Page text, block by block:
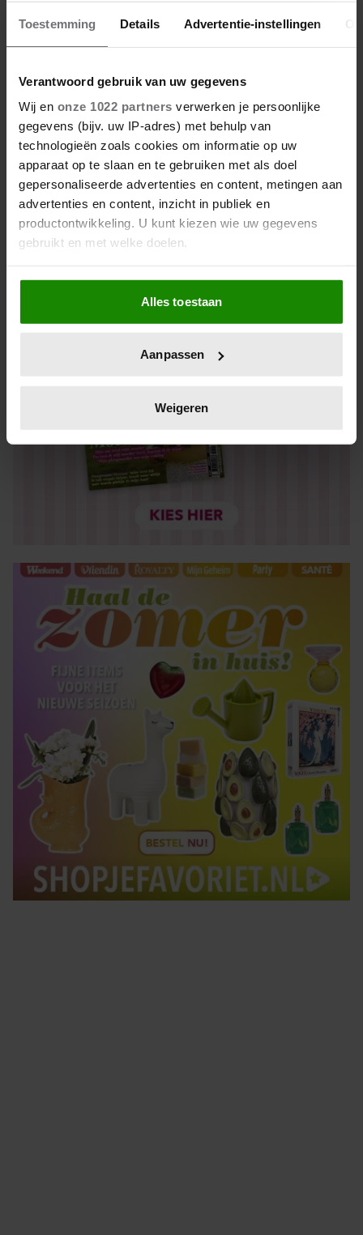
Toestemming Details Advertentie-instellingen
Verantwoord gebruik van uw gegevens
Wij en onze 1022 partners verwerken je persoonlijke
gegevens (bijv. uw IP-adres) met behulp van
technologieën zoals cookies om informatie op uw
apparaat op te slaan en te gebruiken met als doel
gepersonaliseerde advertenties en content, metingen aan
advertenties en content, inzicht in publiek en
productontwikkeling. U kunt kiezen wie uw gegevens
gebruikt en met welke doelen.
Als u het toestaat, willen we ook graag:
Informatie verzamelen over uw geografische locatie,
die tot een paar meter nauwkeurig kan zijn
op specifieke eigenschappen (fingerprinting)
verwerkt en stel uw voorkeuren in het
intrekken in de Cookieverklaring.
We gebruiken cookies om content en advertenties te
en om ons websiteverkeer te analyseren. Ook delen we
partners kunnen deze gegevens combineren met andere
informatie die u aan ze heeft verstrekt of die ze hebben
verzameld op basis van uw gebruik van hun services. U
gaat akkoord met onze cookies als u onze website blijft
Alles toestaan
Aanpassen
Weigeren
De nieuwe Mijn Geheim ligt nu in de winkel
Abonneren
Digitaal lezen
Los kopen